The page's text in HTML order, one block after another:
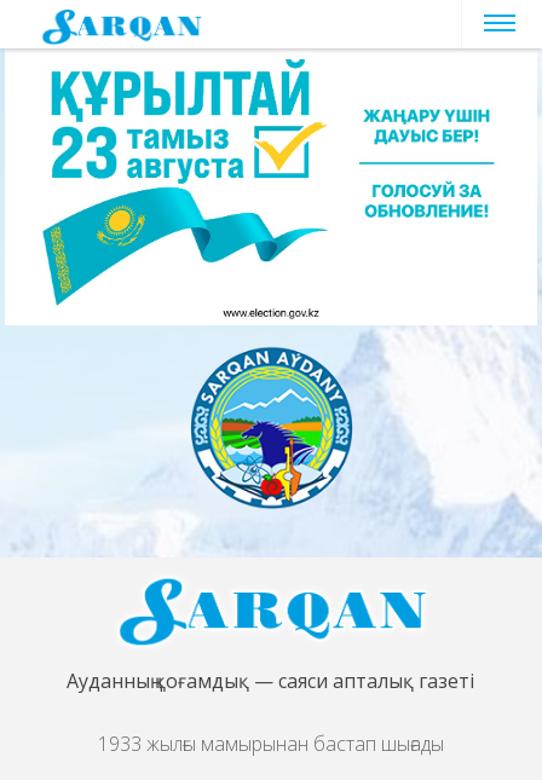
Ауданның қоғамдық — саяси апталық газеті
1933 жылғы мамырынан бастап шығады